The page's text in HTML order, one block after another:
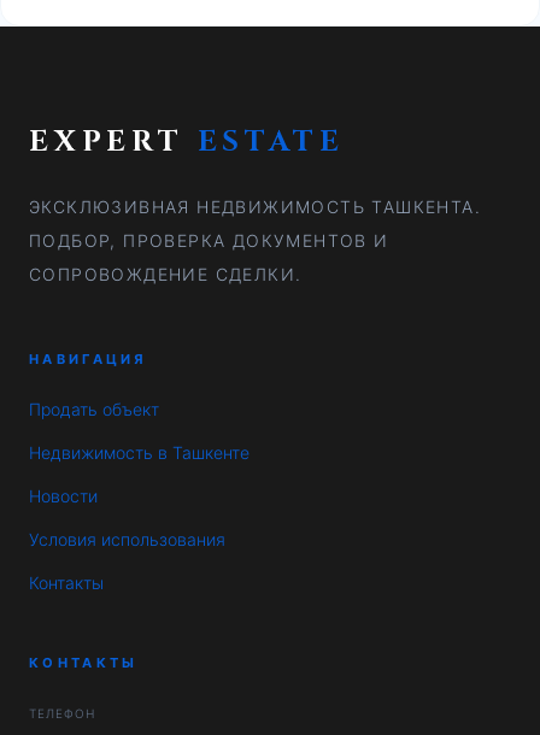
EXPERT ESTATE
ЭКСКЛЮЗИВНАЯ НЕДВИЖИМОСТЬ ТАШКЕНТА.
ПОДБОР, ПРОВЕРКА ДОКУМЕНТОВ И
СОПРОВОЖДЕНИЕ СДЕЛКИ.
НАВИГАЦИЯ
Продать объект
Недвижимость в Ташкенте
Новости
Условия использования
Контакты
КОНТАКТЫ
ТЕЛЕФОН